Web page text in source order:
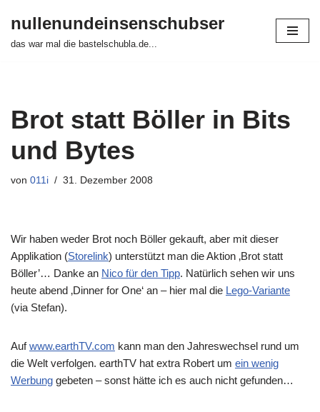
Zum
nullenundeinsenschubser
das war mal die bastelschubla.de...
Brot statt Böller in Bits
und Bytes
von 011i 31. Dezember 2008
Wir haben weder Brot noch Böller gekauft, aber mit dieser
Applikation (Storelink) unterstützt man die Aktion ‚Brot statt
Böller’… Danke an Nico für den Tipp. Natürlich sehen wir uns
heute abend ‚Dinner for One‘ an – hier mal die Lego-Variante
(via Stefan).
Aufwww.earthTV.com kann man den Jahreswechsel rund um
die Welt verfolgen. earthTV hat extra Robert um ein wenig
Werbung gebeten – sonst hätte ich es auch nicht gefunden…